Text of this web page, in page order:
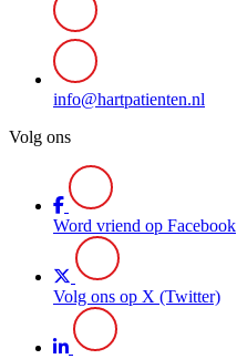
info@hartpatienten.nl
Volg ons
Word vriend op Facebook
Volg ons op X (Twitter)